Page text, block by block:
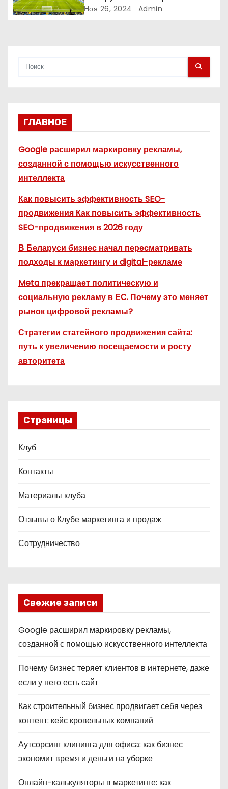
Ноя 26, 2024 Admin
ГЛАВНОЕ
Google расширил маркировку рекламы,
созданной с помощью искусственного
интеллекта
Как повысить эффективность SEO-
продвижения Как повысить эффективность
SEO-продвижения в 2026 году
В Беларуси бизнес начал пересматривать
подходы к маркетингу и digital-рекламе
Meta прекращает политическую и
социальную рекламу в ЕС. Почему это меняет
рынок цифровой рекламы?
Стратегии статейного продвижения сайта:
путь к увеличению посещаемости и росту
авторитета
Страницы
Клуб
Контакты
Материалы клуба
Отзывы о Клубе маркетинга и продаж
Сотрудничество
Свежие записи
Google расширил маркировку рекламы,
созданной с помощью искусственного интеллекта
Почему бизнес теряет клиентов в интернете, даже
если у него есть сайт
Как строительный бизнес продвигает себя через
контент: кейс кровельных компаний
Аутсорсинг клининга для офиса: как бизнес
экономит время и деньги на уборке
Онлайн-калькуляторы в маркетинге: как